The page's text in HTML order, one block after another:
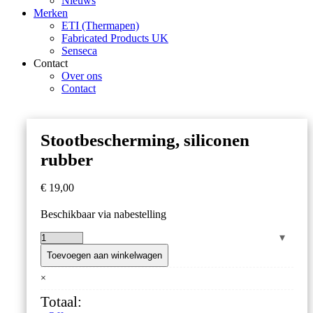
Merken
ETI (Thermapen)
Fabricated Products UK
Senseca
Contact
Over ons
Contact
Stootbescherming, siliconen
rubber
€ 19,00
Beschikbaar via nabestelling
Stootbescherming,
siliconen
rubber
aantal
Toevoegen aan winkelwagen
×
Totaal: